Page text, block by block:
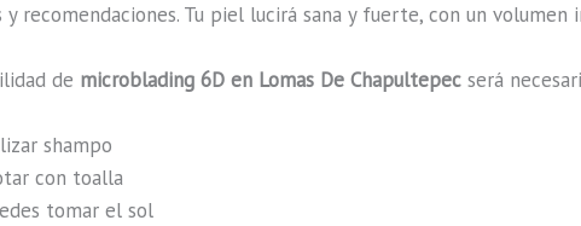
y recomendaciones. Tu piel lucirá sana y fuerte, con un
de microblading 6D en Lomas De Chapultepec será
shampo
con toalla
tomar el sol